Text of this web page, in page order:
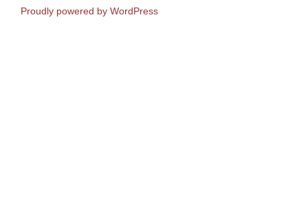
Proudly powered by WordPress